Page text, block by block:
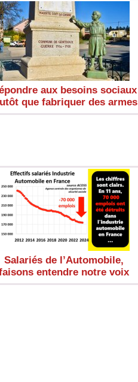
aux besoins sociaux
que fabriquer des armes
Salariés de l’Automobile,
entendre notre voix